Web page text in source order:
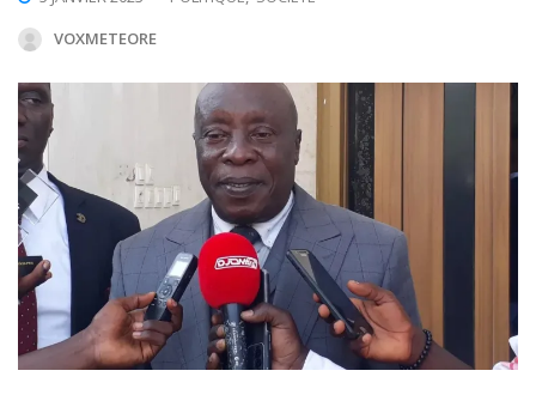
VOXMETEORE